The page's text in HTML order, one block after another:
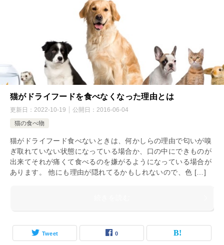
猫がドライフードを食べなくなった理由とは
更新日： 2022-10-19 公開日： 2016-06-04
猫の食べ物
猫がドライフード食べないときは、何かしらの理由で匂いが嗅
ぎ取れていない状態になっている場合か、口の中にできものが
出来てそれが痛くて食べるのを嫌がるようになっている場合が
あります。 他にも理由が隠れてるかもしれないので、色 […]
Tweet 0